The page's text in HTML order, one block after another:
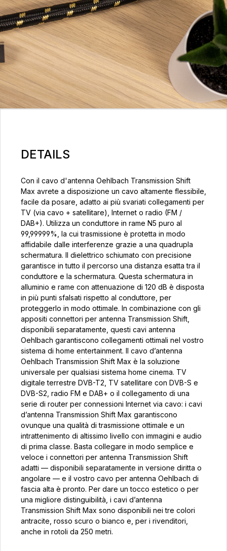
DETAILS
Con il cavo d'antenna Oehlbach Transmission Shift
Max avrete a disposizione un cavo altamente flessibile,
facile da posare, adatto ai più svariati collegamenti per
TV (via cavo + satellitare), Internet o radio (FM /
DAB+). Utilizza un conduttore in rame N5 puro al
99,99999%, la cui trasmissione è protetta in modo
affidabile dalle interferenze grazie a una quadrupla
schermatura. Il dielettrico schiumato con precisione
garantisce in tutto il percorso una distanza esatta tra il
conduttore e la schermatura. Questa schermatura in
alluminio e rame con attenuazione di 120 dB è disposta
in più punti sfalsati rispetto al conduttore, per
proteggerlo in modo ottimale. In combinazione con gli
appositi connettori per antenna Transmission Shift,
disponibili separatamente, questi cavi antenna
Oehlbach garantiscono collegamenti ottimali nel vostro
sistema di home entertainment. Il cavo d’antenna
Oehlbach Transmission Shift Max è la soluzione
universale per qualsiasi sistema home cinema. TV
digitale terrestre DVB-T2, TV satellitare con DVB-S e
DVB-S2, radio FM e DAB+ o il collegamento di una
serie di router per connessioni Internet via cavo: i cavi
d’antenna Transmission Shift Max garantiscono
ovunque una qualità di trasmissione ottimale e un
intrattenimento di altissimo livello con immagini e audio
di prima classe. Basta collegare in modo semplice e
veloce i connettori per antenna Transmission Shift
adatti — disponibili separatamente in versione diritta o
angolare — e il vostro cavo per antenna Oehlbach di
fascia alta è pronto. Per dare un tocco estetico o per
una migliore distinguibilità, i cavi d’antenna
Transmission Shift Max sono disponibili nei tre colori
antracite, rosso scuro o bianco e, per i rivenditori,
anche in rotoli da 250 metri.